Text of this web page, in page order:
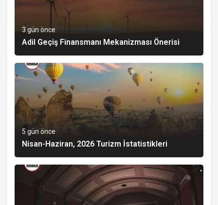
3 gün önce
Adil Geçiş Finansmanı Mekanizması Önerisi
5 gün önce
Nisan-Haziran, 2026 Turizm İstatistikleri